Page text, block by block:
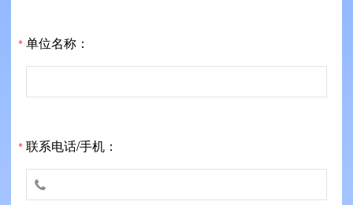
*单位名称：
*联系电话/手机：
